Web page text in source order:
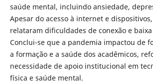
saúde mental, incluindo ansiedade,
Apesar do acesso à internet e
relataram dificuldades de conexão e
Conclui-se que a pandemia impactou de
a formação e a saúde dos acadêmicos,
necessidade de apoio institucional em
física e saúde mental.